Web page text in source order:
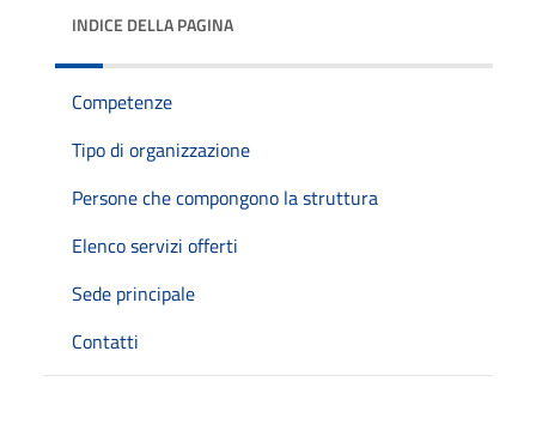
INDICE DELLA PAGINA
Competenze
Tipo di organizzazione
Persone che compongono la struttura
Elenco servizi offerti
Sede principale
Contatti